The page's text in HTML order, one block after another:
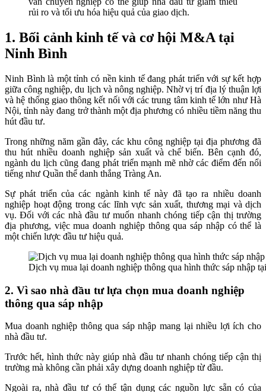
rủi ro và tối ưu hóa hiệu quả của giao dịch.
1. Bối cảnh kinh tế và cơ hội M&A tại
Ninh Bình
Ninh Bình là một tỉnh có nền kinh tế đang phát triển với sự kết hợp
giữa công nghiệp, du lịch và nông nghiệp. Nhờ vị trí địa lý thuận lợi
và hệ thống giao thông kết nối với các trung tâm kinh tế lớn như Hà
Nội, tỉnh này đang trở thành một địa phương có nhiều tiềm năng thu
hút đầu tư.
Trong những năm gần đây, các khu công nghiệp tại địa phương đã
thu hút nhiều doanh nghiệp sản xuất và chế biến. Bên cạnh đó,
ngành du lịch cũng đang phát triển mạnh mẽ nhờ các điểm đến nổi
tiếng như Quần thể danh thắng Tràng An.
Sự phát triển của các ngành kinh tế này đã tạo ra nhiều doanh
nghiệp hoạt động trong các lĩnh vực sản xuất, thương mại và dịch
vụ. Đối với các nhà đầu tư muốn nhanh chóng tiếp cận thị trường
địa phương, việc mua doanh nghiệp thông qua sáp nhập có thể là
một chiến lược đầu tư hiệu quả.
Dịch vụ mua lại doanh nghiệp thông qua hình thức sáp nhập
2. Vì sao nhà đầu tư lựa chọn mua doanh nghiệp
thông qua sáp nhập
Mua doanh nghiệp thông qua sáp nhập mang lại nhiều lợi ích cho
nhà đầu tư.
Trước hết, hình thức này giúp nhà đầu tư nhanh chóng tiếp cận thị
trường mà không cần phải xây dựng doanh nghiệp từ đầu.
Ngoài ra, nhà đầu tư có thể tận dụng các nguồn lực sẵn có của